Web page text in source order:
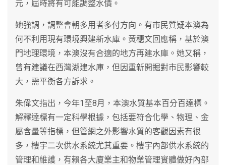
元，屆時將有可能調整水價。
她強調，調整會朝多用者多付方向。有市民質疑本澳為
何不利用現有環境興建新水庫。黃穗文回應稱，基於澳
門地理環境，本澳沒有合適的地方再建水庫。她又稱，
曾有建議在西灣湖建水庫，但因重新開掘對市民影響較
大，需平衡各方訴求。
朱偉文指出，今年1至8月，本澳水質基本百分百達標。
解釋達標有一定科學根據，包括要符合化學、物理、金
屬含量等指標，但管網之外影響水質的客觀因素有很
多，樓宇二次供水系統尤其重要。樓宇內部供水系統的
管理和維護，有賴各大廈業主和物業管理實體做好內部